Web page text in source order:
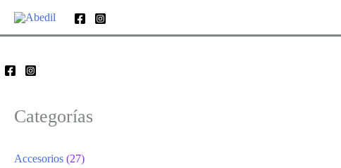
Categorías
Accesorios (27)